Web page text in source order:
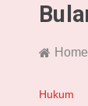
Home
Hukum